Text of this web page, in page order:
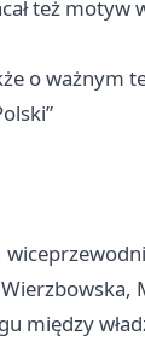
też
o ważnym
między